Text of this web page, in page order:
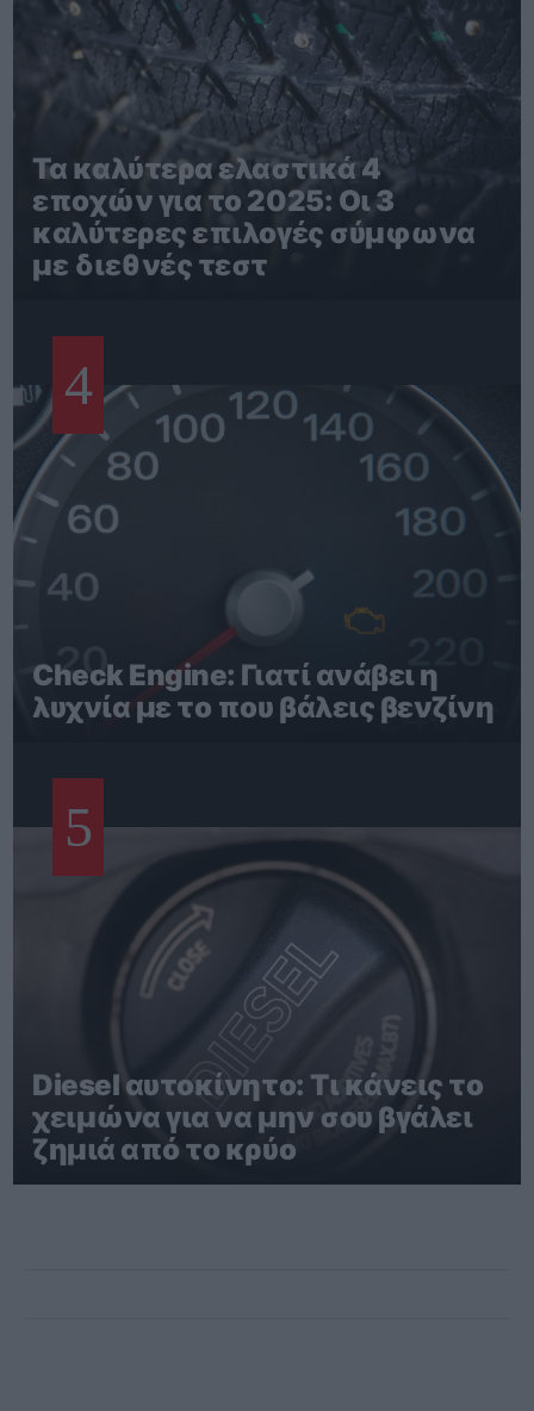
Τα καλύτερα ελαστικά 4
εποχών για το 2025: Οι 3
καλύτερες επιλογές σύμφωνα
με διεθνές τεστ
4
Check Engine: Γιατί ανάβει η
λυχνία με το που βάλεις βενζίνη
5
Diesel αυτοκίνητο: Τι κάνεις το
χειμώνα για να μην σου βγάλει
ζημιά από το κρύο